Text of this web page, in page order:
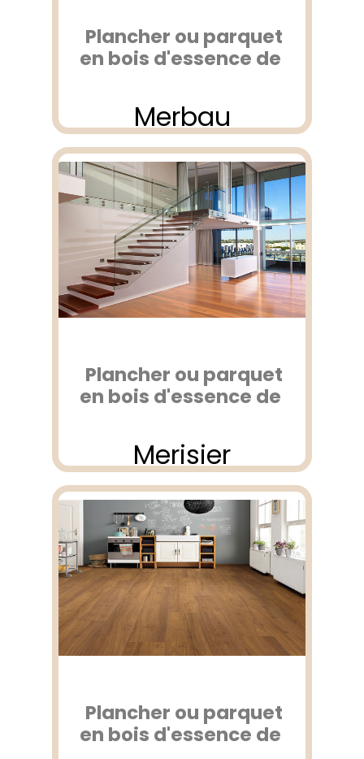
Plancher ou parquet
en bois d'essence de
Merbau
Plancher ou parquet
en bois d'essence de
Merisier
Plancher ou parquet
en bois d'essence de